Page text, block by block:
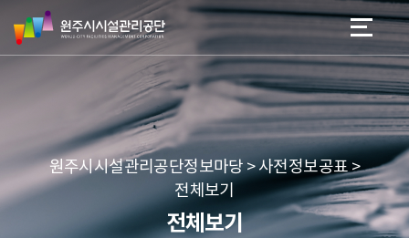
네
본문 바로가기
메뉴 바로가기
원
주
시
리
공
단
원주시시설관리공단정보마당 > 사전정보공표 >
전체보기
전체보기